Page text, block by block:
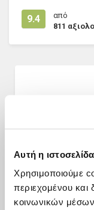
Αυτή η
Χρησιμοποιούμε
περιεχομένου και
κοινωνικών
9.4
από
811